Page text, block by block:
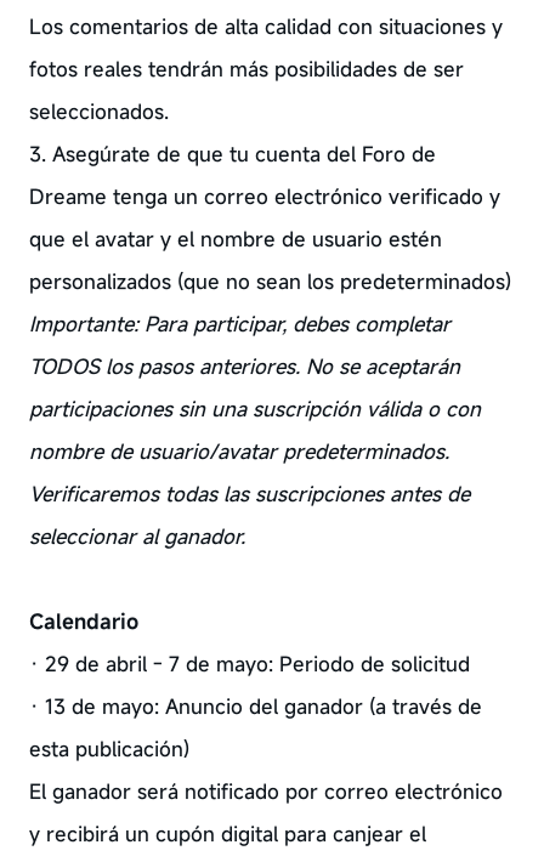
Los comentarios de alta calidad con situaciones y
fotos reales tendrán más posibilidades de ser
seleccionados.
3. Asegúrate de que tu cuenta del Foro de
Dreame tenga un correo electrónico verificado y
que el avatar y el nombre de usuario estén
personalizados (que no sean los predeterminados)
Importante: Para participar, debes completar
TODOS los pasos anteriores. No se aceptarán
participaciones sin una suscripción válida o con
nombre de usuario/avatar predeterminados.
Verificaremos todas las suscripciones antes de
seleccionar al ganador.
Calendario
· 29 de abril - 7 de mayo: Periodo de solicitud
· 13 de mayo: Anuncio del ganador (a través de
esta publicación)
El ganador será notificado por correo electrónico
y recibirá un cupón digital para canjear el